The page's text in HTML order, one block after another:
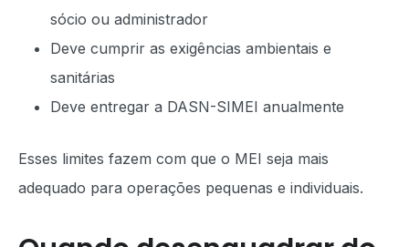
sócio ou administrador
Deve cumprir as exigências ambientais e
sanitárias
Deve entregar a DASN-SIMEI anualmente
Esses limites fazem com que o MEI seja mais
adequado para operações pequenas e individuais.